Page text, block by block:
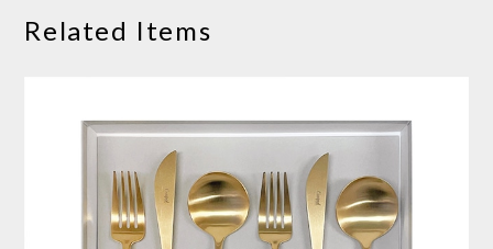
Related Items